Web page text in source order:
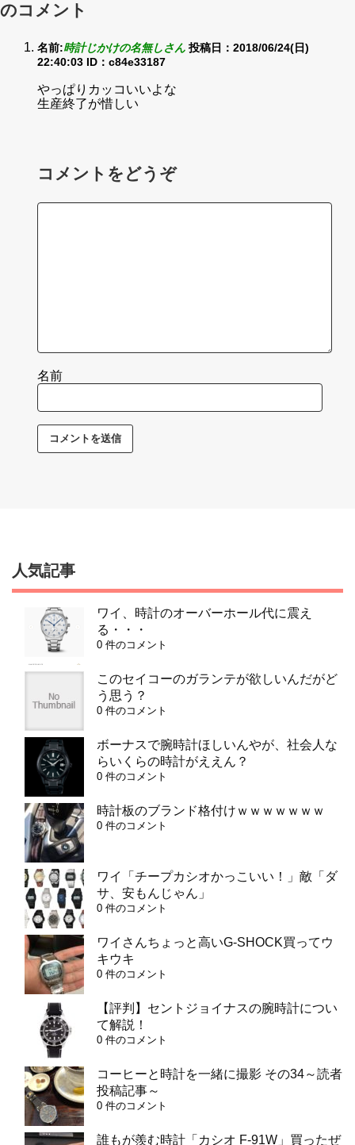
のコメント
名前:時計じかけの名無しさん 投稿日：2018/06/24(日)
22:40:03 ID：c84e33187
やっぱりカッコいいよな
生産終了が惜しい
コメントをどうぞ
名前
人気記事
ワイ、時計のオーバーホール代に震え
る・・・
0 件のコメント
このセイコーのガランテが欲しいんだがど
う思う？
0 件のコメント
ボーナスで腕時計ほしいんやが、社会人な
らいくらの時計がええん？
0 件のコメント
時計板のブランド格付けｗｗｗｗｗｗｗ
0 件のコメント
ワイ「チープカシオかっこいい！」敵「ダ
サ、安もんじゃん」
0 件のコメント
ワイさんちょっと高いG-SHOCK買ってウ
キウキ
0 件のコメント
【評判】セントジョイナスの腕時計につい
て解説！
0 件のコメント
コーヒーと時計を一緒に撮影 その34～読者
投稿記事～
0 件のコメント
誰もが羨む時計「カシオ F-91W」買ったぜ